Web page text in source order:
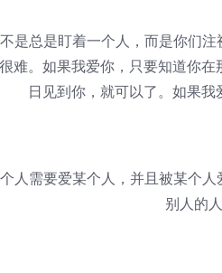
总是盯着一个人，而是你们注
难。如果我爱你，只要知道你
日见到你，就可以了。如果我
需要爱某个人，并且被某个人
别人的